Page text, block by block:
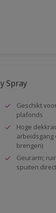
Spray
Geschikt
plafonds
Hoge
arbeidsgang
brengen)
Geurarm;
spuiten